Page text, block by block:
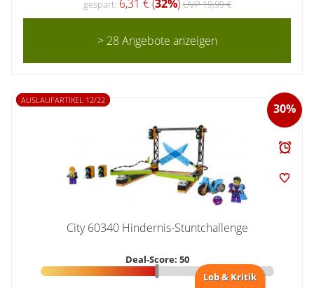
gespart: 6,31 € (32%)UVP 19,99 €
> 28 Angebote anzeigen
30%
AUSLAUFARTIKEL 12/22
City 60340 Hindernis-Stuntchallenge
Deal-Score: 50
Lob & Kritik